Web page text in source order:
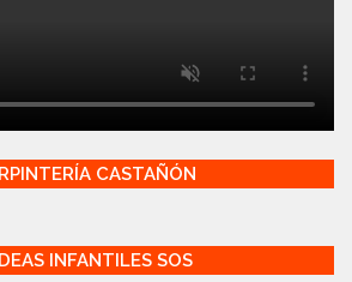
CASTAÑÓN
INFANTILES SOS